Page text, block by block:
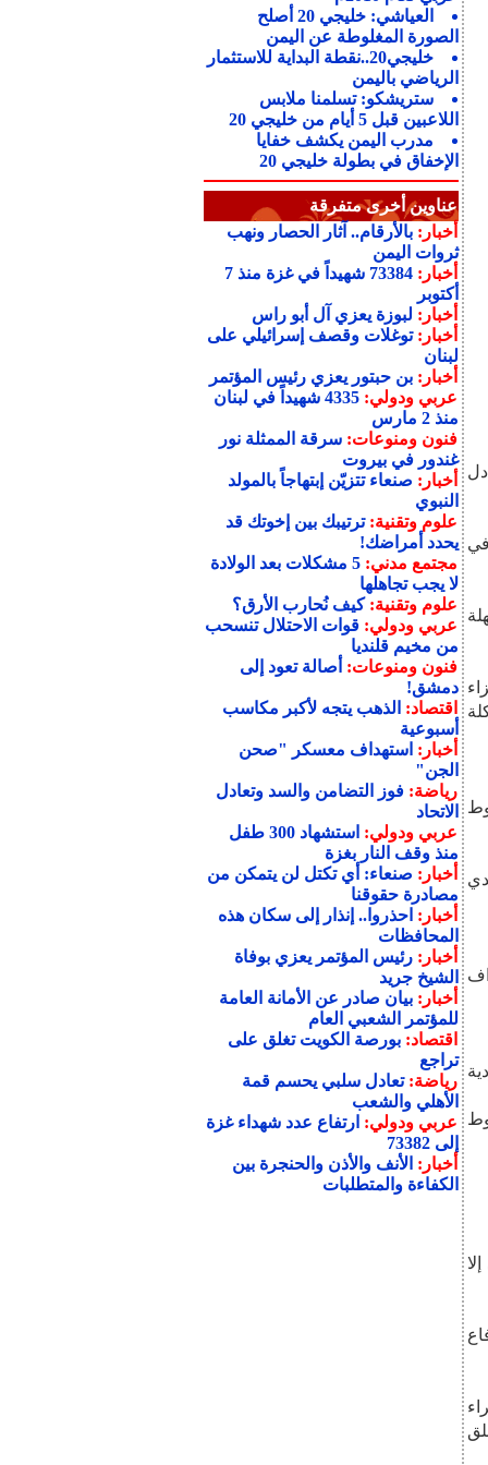
العياشي: خليجي 20 أصلح
الصورة المغلوطة عن اليمن
خليجي20..نقطة البداية للاستثمار
الرياضي باليمن
ستريشكو: تسلمنا ملابس
اللاعبين قبل 5 أيام من خليجي 20
مدرب اليمن يكشف خفايا
الإخفاق في بطولة خليجي 20
عناوين أخرى متفرقة
أخبار:بالأرقام.. آثار الحصار ونهب
ثروات اليمن
أخبار:
73384 شهيداً في غزة منذ 7
أكتوبر
أخبار: لبوزة يعزي آل أبو راس
أخبار:توغلات وقصف إسرائيلي على
لبنان
أخبار:بن حبتور يعزي رئيس المؤتمر
عربي ودولي:
4335 شهيداً في لبنان
منذ 2 مارس
فنون ومنوعات:سرقة الممثلة نور
غندور في بيروت
أخبار: صنعاء تتزيّن إبتهاجاً بالمولد
النبوي
علوم وتقنية:ترتيبك بين إخوتك قد
يحدد أمراضك!
مجتمع مدني:
5 مشكلات بعد الولادة
لا يجب تجاهلها
علوم وتقنية:كيف نُحارب الأرق؟
عربي ودولي:قوات الاحتلال تنسحب
من مخيم قلنديا
فنون ومنوعات: أصالة تعود إلى
دمشق!
اقتصاد: الذهب يتجه لأكبر مكاسب
أسبوعية
أخبار: استهداف معسكر "صحن
الجن"
رياضة:فوز التضامن والسد وتعادل
الاتحاد
عربي ودولي:
استشهاد 300 طفل
منذ وقف النار بغزة
أخبار: صنعاء: أي تكتل لن يتمكن من
مصادرة حقوقنا
أخبار: احذروا.. إنذار إلى سكان هذه
المحافظات
أخبار:رئيس المؤتمر يعزي بوفاة
الشيخ جريد
أخبار:بيان صادر عن الأمانة العامة
للمؤتمر الشعبي العام
اقتصاد:بورصة الكويت تغلق على
تراجع
رياضة:تعادل سلبي يحسم قمة
الأهلي والشعب
عربي ودولي: ارتفاع عدد شهداء غزة
إلى 73382
أخبار: الأنف والأذن والحنجرة بين
الكفاءة والمتطلبات